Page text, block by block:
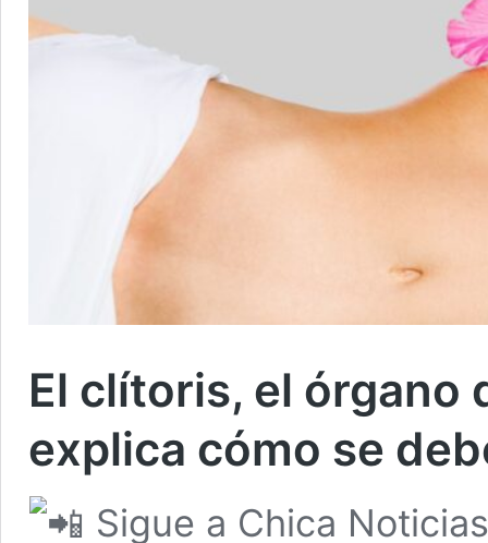
El clítoris, el órgano
explica cómo se
Sigue a Chica